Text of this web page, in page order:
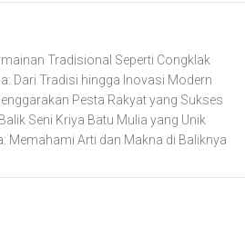
Tradisional Seperti Congklak
Dari Tradisi hingga Inovasi Modern
Pesta Rakyat yang Sukses
Seni Kriya Batu Mulia yang Unik
Memahami Arti dan Makna di Baliknya